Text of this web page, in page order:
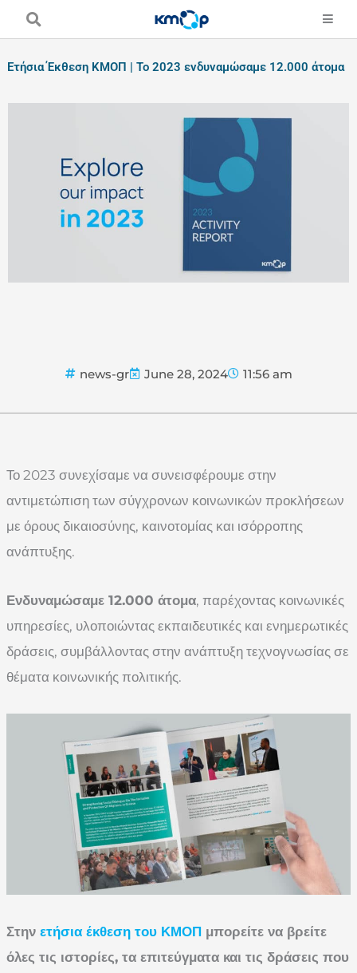
Ετήσια Έκθεση ΚΜΟΠ | Το 2023 ενδυναμώσαμε 12.000 άτομα
news-gr June 28, 2024 11:56 am
Το 2023 συνεχίσαμε να συνεισφέρουμε στην
αντιμετώπιση των σύγχρονων κοινωνικών προκλήσεων
με όρους δικαιοσύνης, καινοτομίας και ισόρροπης
ανάπτυξης.
Ενδυναμώσαμε 12.000 άτομα, παρέχοντας κοινωνικές
υπηρεσίες, υλοποιώντας εκπαιδευτικές και ενημερωτικές
δράσεις, συμβάλλοντας στην ανάπτυξη τεχνογνωσίας σε
θέματα κοινωνικής πολιτικής.
Στην ετήσια έκθεση του ΚΜΟΠ μπορείτε να βρείτε
όλες τις ιστορίες, τα επιτεύγματα και τις δράσεις που